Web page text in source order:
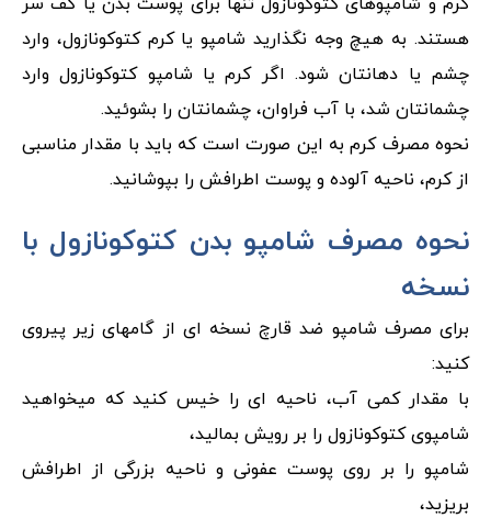
هستند. به هیچ وجه نگذارید شامپو یا کرم کتوکونازول، وارد
چشم یا دهانتان شود. اگر کرم یا شامپو کتوکونازول وارد
چشمانتان شد، با آب فراوان، چشمانتان را بشوئید.
نحوه مصرف کرم به این صورت است که باید با مقدار مناسبی
از کرم، ناحیه آلوده و پوست اطرافش را بپوشانید.
نحوه مصرف شامپو بدن کتوکونازول با
نسخه
برای مصرف شامپو ضد قارچ نسخه ای از گامهای زیر پیروی
کنید:
با مقدار کمی آب، ناحیه ای را خیس کنید که میخواهید
شامپوی کتوکونازول را بر رویش بمالید،
شامپو را بر روی پوست عفونی و ناحیه بزرگی از اطرافش
بریزید،